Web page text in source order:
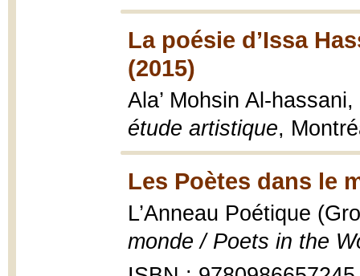
La poésie d’Issa
(2015)
Ala’ Mohsin Al-hassani,
étude artistique,
Les Poètes dans le
L’Anneau Poétique
monde / Poets in the